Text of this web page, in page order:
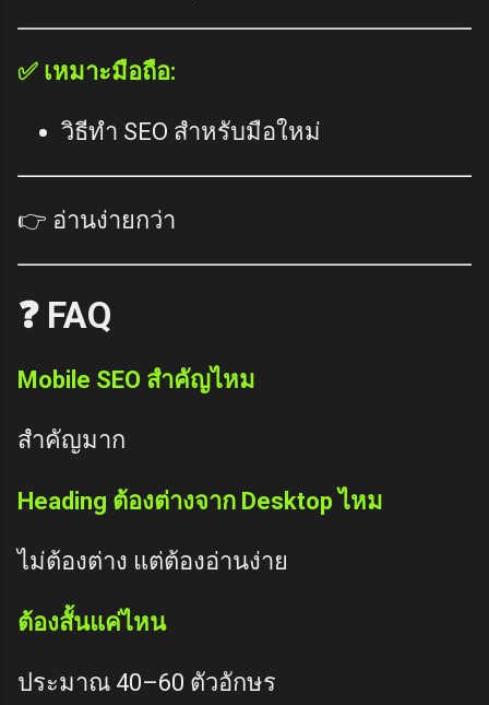
✅ เหมาะมือถือ:
วิธีทำ SEO สำหรับมือใหม่
👉 อ่านง่ายกว่า
❓ FAQ
Mobile SEO สำคัญไหม
สำคัญมาก
Heading ต้องต่างจาก Desktop ไหม
ไม่ต้องต่าง แต่ต้องอ่านง่าย
ต้องสั้นแค่ไหน
ประมาณ 40–60 ตัวอักษร